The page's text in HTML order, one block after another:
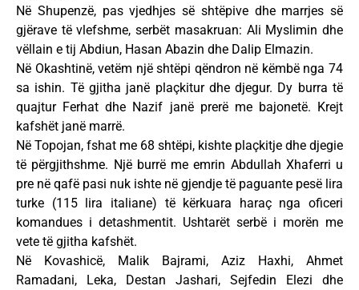
Në Shupenzë, pas vjedhjes së shtëpive dhe marrjes së
gjërave të vlefshme, serbët masakruan: Ali Myslimin dhe
vëllain e tij Abdiun, Hasan Abazin dhe Dalip Elmazin.
Në Okashtinë, vetëm një shtëpi qëndron në këmbë nga 74
sa ishin. Të gjitha janë plaçkitur dhe djegur. Dy burra të
quajtur Ferhat dhe Nazif janë prerë me bajonetë. Krejt
kafshët janë marrë.
Në Topojan, fshat me 68 shtëpi, kishte plaçkitje dhe djegie
të përgjithshme. Një burrë me emrin Abdullah Xhaferri u
pre në qafë pasi nuk ishte në gjendje të paguante pesë lira
turke (115 lira italiane) të kërkuara haraç nga oficeri
komandues i detashmentit. Ushtarët serbë i morën me
vete të gjitha kafshët.
Në Kovashicë, Malik Bajrami, Aziz Haxhi, Ahmet
Ramadani, Leka, Destan Jashari, Sejfedin Elezi dhe